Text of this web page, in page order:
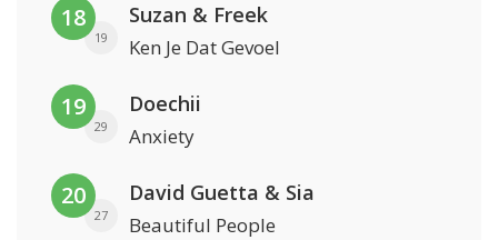
18
19
Suzan & Freek
Ken Je Dat Gevoel
19
29
Doechii
Anxiety
20
27
David Guetta & Sia
Beautiful People